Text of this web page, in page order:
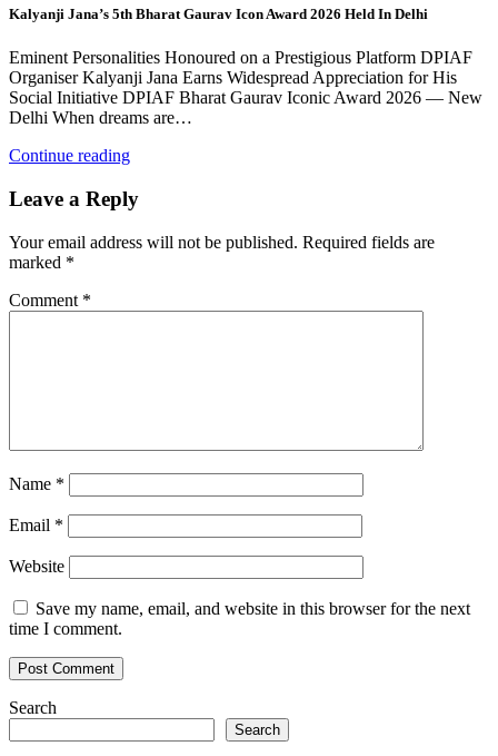
Kalyanji Jana’s 5th Bharat Gaurav Icon Award 2026 Held In Delhi
Eminent Personalities Honoured on a Prestigious Platform DPIAF
Organiser Kalyanji Jana Earns Widespread Appreciation for His
Social Initiative DPIAF Bharat Gaurav Iconic Award 2026 — New
Delhi When dreams are…
Continue reading
Leave a Reply
Your email address will not be published. Required fields are
marked *
Comment *
Name *
Email *
Website
Save my name, email, and website in this browser for the next
time I comment.
Search
Search